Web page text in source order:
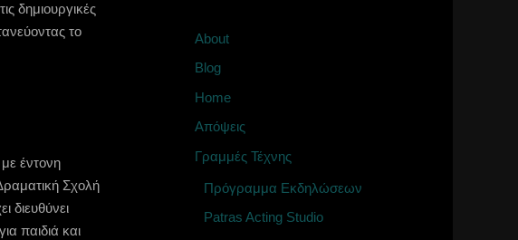
δημιουργικές
το
έντονη
Σχολή
διευθύνει
παιδιά και
About
Blog
Home
Απόψεις
Γραμμές Τέχνης
Πρόγραμμα Εκδηλώσεων
Patras Acting Studio